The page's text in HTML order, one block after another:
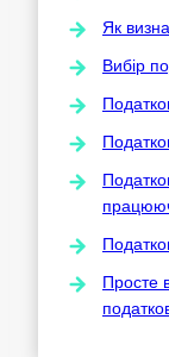
Як
Вибір
Просте